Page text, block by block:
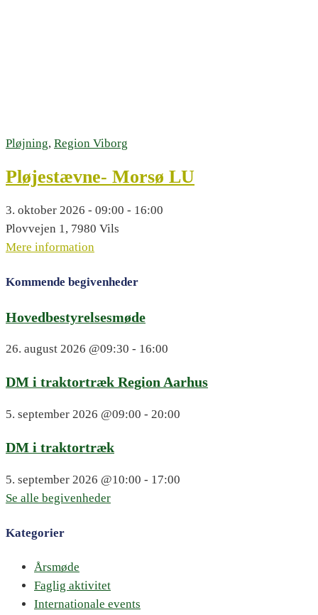
Pløjning, Region Viborg
Pløjestævne- Morsø LU
3. oktober 2026 - 09:00 - 16:00
Plovvejen 1, 7980 Vils
Mere information
Kommende begivenheder
Hovedbestyrelsesmøde
26. august 2026 @09:30 - 16:00
DM i traktortræk Region Aarhus
5. september 2026 @09:00 - 20:00
DM i traktortræk
5. september 2026 @10:00 - 17:00
Se alle begivenheder
Kategorier
Årsmøde
Faglig aktivitet
Internationale events